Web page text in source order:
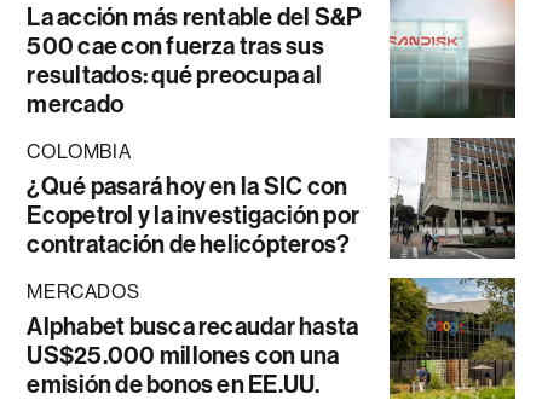
La acción más rentable del S&P
500 cae con fuerza tras sus
resultados: qué preocupa al
mercado
COLOMBIA
¿Qué pasará hoy en la SIC con
Ecopetrol y la investigación por
contratación de helicópteros?
MERCADOS
Alphabet busca recaudar hasta
US$25.000 millones con una
emisión de bonos en EE.UU.